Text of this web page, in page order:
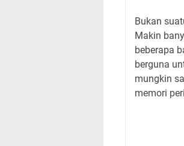
Bukan
Makin
beberapa
berguna
mungkin
memori